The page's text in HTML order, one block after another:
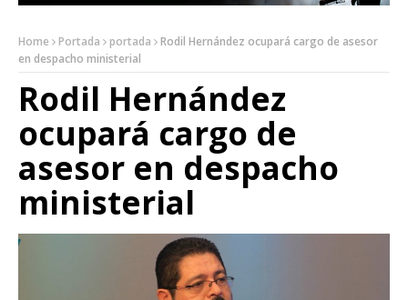
Home Portada portada
Rodil Hernández ocupará cargo de asesor
en despacho ministerial
Rodil Hernández
ocupará cargo de
asesor en despacho
ministerial